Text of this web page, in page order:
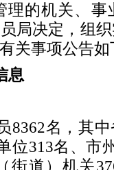
理的机关、事
局决定，组
关事项公告如
息
8362名，其
位313名、市
街道）机关